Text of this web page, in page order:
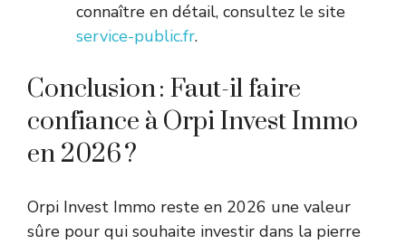
connaître en détail, consultez le site
service-public.fr.
Conclusion : Faut-il faire
confiance à Orpi Invest Immo
en 2026 ?
Orpi Invest Immo reste en 2026 une valeur
sûre pour qui souhaite investir dans la pierre